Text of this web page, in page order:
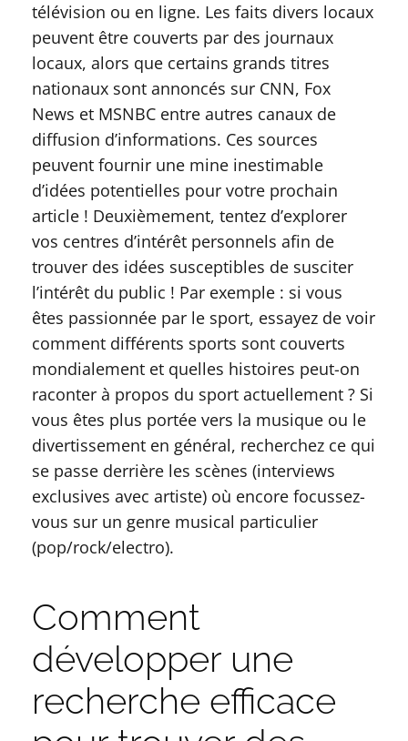
télévision ou en ligne. Les faits divers locaux
peuvent être couverts par des journaux
locaux, alors que certains grands titres
nationaux sont annoncés sur CNN, Fox
News et MSNBC entre autres canaux de
diffusion d’informations. Ces sources
peuvent fournir une mine inestimable
d’idées potentielles pour votre prochain
article ! Deuxièmement, tentez d’explorer
vos centres d’intérêt personnels afin de
trouver des idées susceptibles de susciter
l’intérêt du public ! Par exemple : si vous
êtes passionnée par le sport, essayez de voir
comment différents sports sont couverts
mondialement et quelles histoires peut-on
raconter à propos du sport actuellement ? Si
vous êtes plus portée vers la musique ou le
divertissement en général, recherchez ce qui
se passe derrière les scènes (interviews
exclusives avec artiste) où encore focussez-
vous sur un genre musical particulier
(pop/rock/electro).
Comment
développer une
recherche efficace